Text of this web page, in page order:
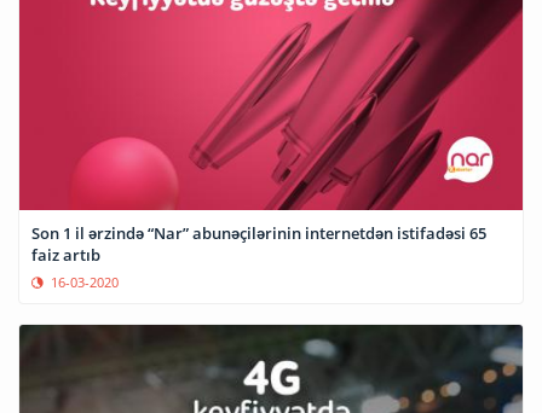
Son 1 il ərzində “Nar” abunəçilərinin internetdən istifadəsi 65
faiz artıb
16-03-2020